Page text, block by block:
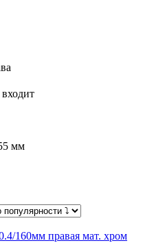
мм